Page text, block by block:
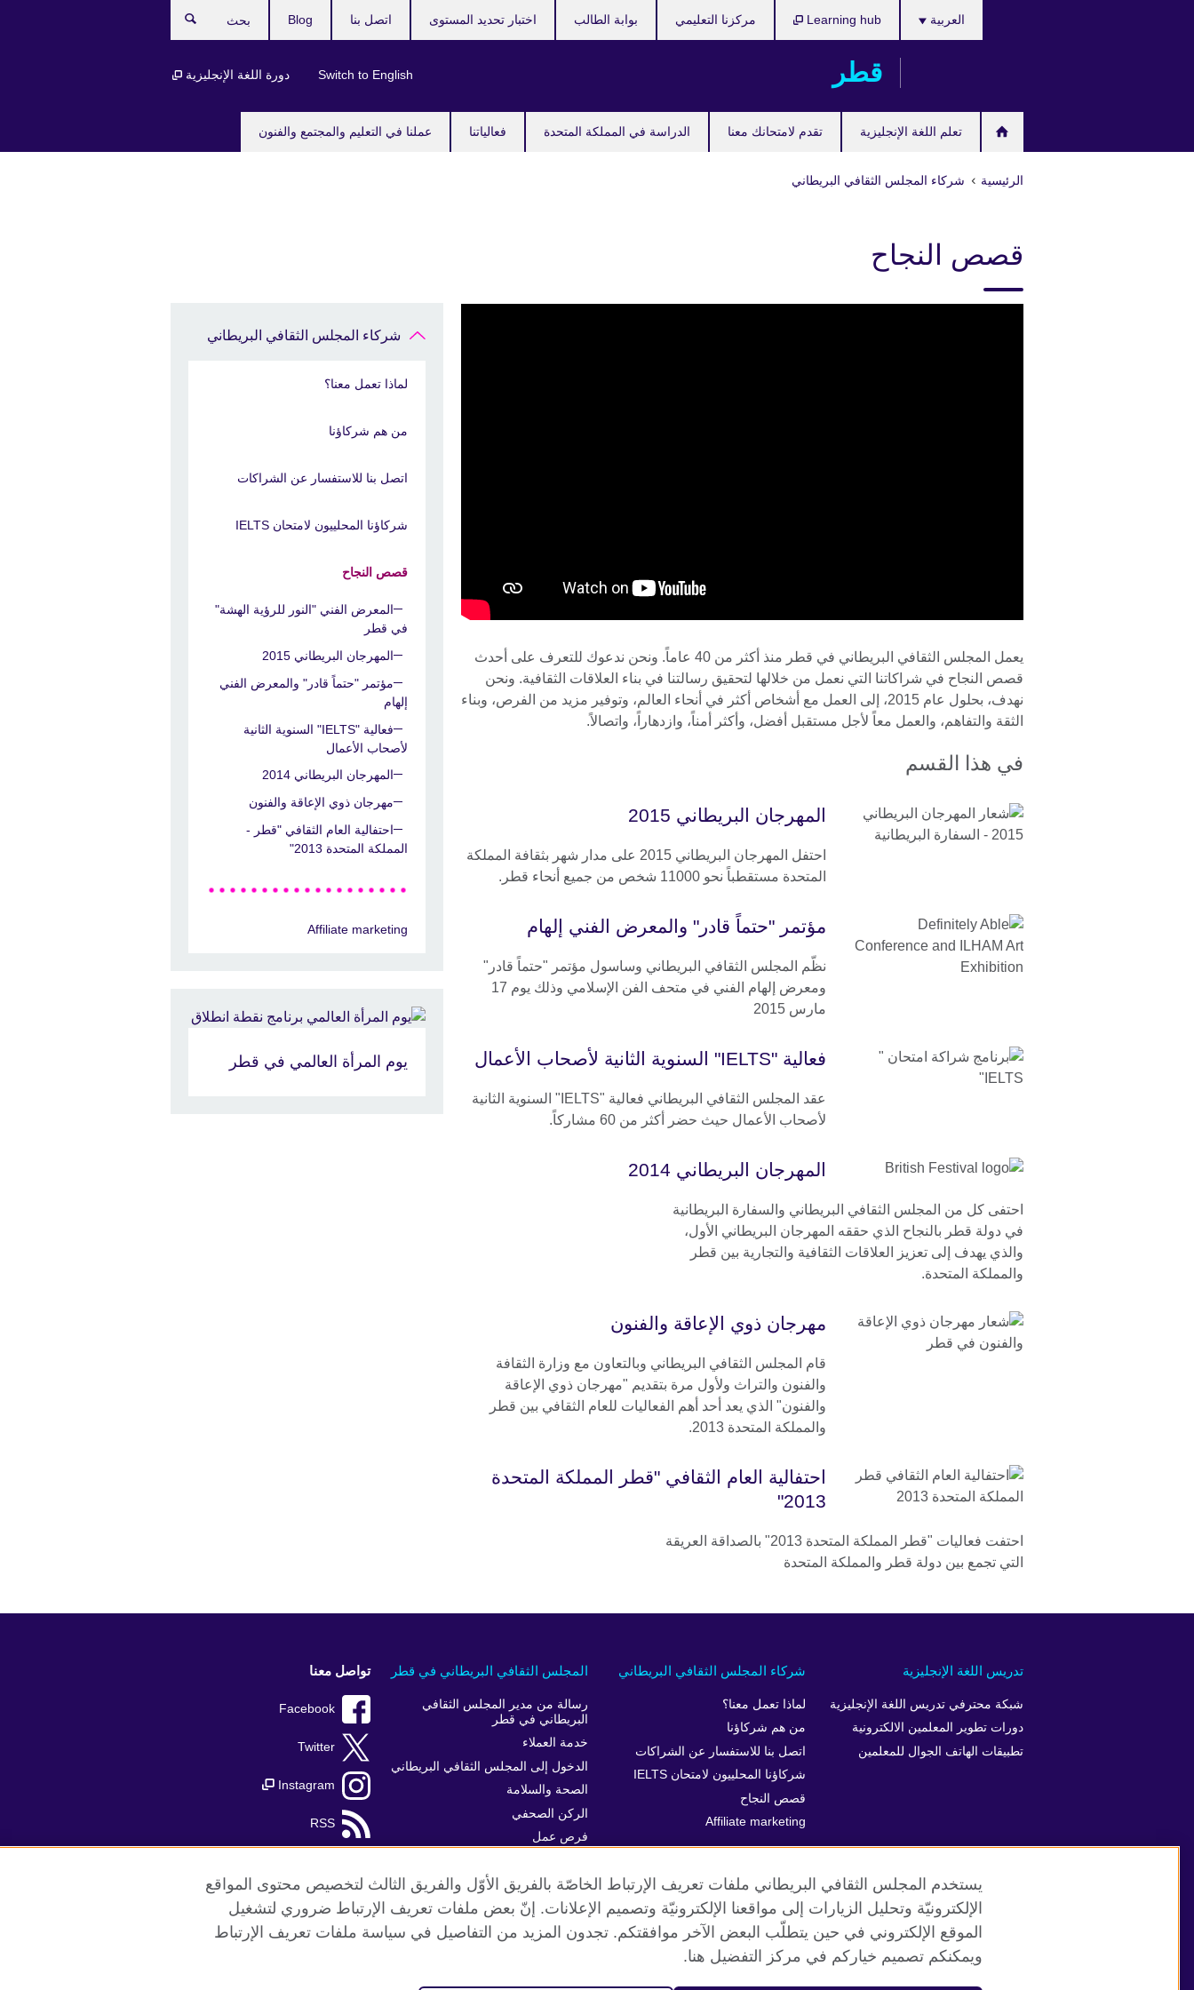
قطر
تعلم اللغة الإنجليزية تقدم لامتحانك معنا الدراسة في المملكة المتحدة فعالياتنا عملنا في التعليم والمجتمع والفنون
العربية
Switch to English دورة اللغة الإنجليزية
Learning hub مركزنا التعليمي بوابة الطالب اختبار تحديد المستوى اتصل بنا Blog
الرئيسية شركاء المجلس الثقافي البريطاني
قصص النجاح
يعمل المجلس الثقافي البريطاني في قطر منذ أكثر من 40 عاماً. ونحن ندعوك للتعرف على أحدث
قصص النجاح في شراكاتنا التي نعمل من خلالها لتحقيق رسالتنا في بناء العلاقات الثقافية. ونحن
نهدف، بحلول عام 2015، إلى العمل مع أشخاص أكثر في أنحاء العالم، وتوفير مزيد من الفرص، وبناء
الثقة والتفاهم، والعمل معاً لأجل مستقبل أفضل، وأكثر أمناً، وازدهاراً، واتصالاً.
في هذا القسم
المهرجان البريطاني 2015
احتفل المهرجان البريطاني 2015 على مدار شهر بثقافة المملكة
المتحدة مستقطباً نحو 11000 شخص من جميع أنحاء قطر.
مؤتمر "حتماً قادر" والمعرض الفني إلهام
نظّم المجلس الثقافي البريطاني وساسول مؤتمر "حتماً قادر"
ومعرض إلهام الفني في متحف الفن الإسلامي وذلك يوم 17
مارس 2015
فعالية "IELTS" السنوية الثانية لأصحاب الأعمال
عقد المجلس الثقافي البريطاني فعالية "IELTS" السنوية الثانية
لأصحاب الأعمال حيث حضر أكثر من 60 مشاركاً.
المهرجان البريطاني 2014
احتفى كل من المجلس الثقافي البريطاني والسفارة البريطانية
في دولة قطر بالنجاح الذي حققه المهرجان البريطاني الأول،
والذي يهدف إلى تعزيز العلاقات الثقافية والتجارية بين قطر
والمملكة المتحدة.
مهرجان ذوي الإعاقة والفنون
قام المجلس الثقافي البريطاني وبالتعاون مع وزارة الثقافة
والفنون والتراث ولأول مرة بتقديم "مهرجان ذوي الإعاقة
والفنون" الذي يعد أحد أهم الفعاليات للعام الثقافي بين قطر
والمملكة المتحدة 2013.
احتفالية العام الثقافي "قطر المملكة المتحدة
2013"
احتفت فعاليات "قطر المملكة المتحدة 2013" بالصداقة العريقة
التي تجمع بين دولة قطر والمملكة المتحدة
شركاء المجلس الثقافي البريطاني
لماذا تعمل معنا؟
من هم شركاؤنا
اتصل بنا للاستفسار عن الشراكات
شركاؤنا المحلييون لامتحان IELTS
قصص النجاح
المعرض الفني "النور للرؤية الهشة"
في قطر
المهرجان البريطاني 2015
مؤتمر "حتماً قادر" والمعرض الفني
إلهام
فعالية "IELTS" السنوية الثانية
لأصحاب الأعمال
المهرجان البريطاني 2014
مهرجان ذوي الإعاقة والفنون
احتفالية العام الثقافي "قطر -
المملكة المتحدة 2013"
Affiliate marketing
يوم المرأة العالمي في قطر
المجلس الثقافي البريطاني في قطر
رسالة من مدير المجلس الثقافي
البريطاني في قطر
خدمة العملاء
الدخول إلى المجلس الثقافي البريطاني
الصحة والسلامة
الركن الصحفي
فرص عمل
شركاء المجلس الثقافي البريطاني
لماذا تعمل معنا؟
من هم شركاؤنا
اتصل بنا للاستفسار عن الشراكات
شركاؤنا المحلييون لامتحان IELTS
قصص النجاح
Affiliate marketing
تدريس اللغة الإنجليزية
شبكة محترفي تدريس اللغة الإنجليزية
دورات تطوير المعلمين الالكترونية
تطبيقات الهاتف الجوال للمعلمين
تواصل معنا
Facebook
Twitter
Instagram
RSS
موقع المجلس الثقافي البريطاني العالمي الخصوصية وشروط الاستخدام
يستخدم المجلس الثقافي البريطاني ملفات تعريف الإرتباط الخاصّة بالفريق الأوّل والفريق الثالث لتخصيص محتوى المواقع
الإلكترونيّة وتحليل الزيارات إلى مواقعنا الإلكترونيّة وتصميم الإعلانات. إنّ بعض ملفات تعريف الإرتباط ضروري لتشغيل
الموقع الإلكتروني في حين يتطلّب البعض الآخر موافقتكم. تجدون المزيد من التفاصيل في سياسة ملفات تعريف الإرتباط
ويمكنكم تصميم خياركم في مركز التفضيل هنا.